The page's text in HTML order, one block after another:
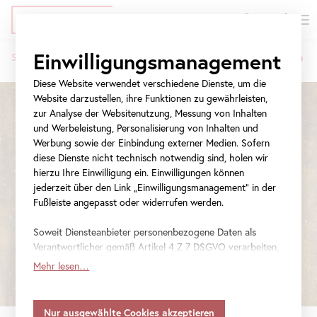
zum
Inhalt
Meta-
Navigation
springen
Navigation
springen
Pfadnavigation
Startseite Ausstellungen Schau!
Einwilligungsmanagement
Diese Website verwendet verschiedene Dienste, um die
Website darzustellen, ihre Funktionen zu gewährleisten,
zur Analyse der Websitenutzung, Messung von Inhalten
und Werbeleistung, Personalisierung von Inhalten und
Werbung sowie der Einbindung externer Medien. Sofern
diese Dienste nicht technisch notwendig sind, holen wir
hierzu Ihre Einwilligung ein. Einwilligungen können
jederzeit über den Link „Einwilligungsmanagement“ in der
Fußleiste angepasst oder widerrufen werden.
Soweit Diensteanbieter personenbezogene Daten als
Verantwortlicher gemäß Artikel 4 Z 7 DSGVO verarbeiten,
gilt Ihre Einwilligung auch für die Weitergabe an den
Daten in Staaten ohne Vorliegen eines
Mehr lesen…